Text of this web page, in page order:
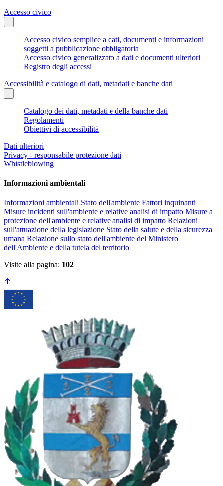
Accesso civico
Accesso civico semplice a dati, documenti e informazioni
soggetti a pubblicazione obbligatoria
Accesso civico generalizzato a dati e documenti ulteriori
Registro degli accessi
Accessibilità e catalogo di dati, metadati e banche dati
Catalogo dei dati, metadati e della banche dati
Regolamenti
Obiettivi di accessibilità
Dati ulteriori
Privacy - responsabile protezione dati
Whistleblowing
Informazioni ambientali
Informazioni ambientali Stato dell'ambiente Fattori inquinanti
Misure incidenti sull'ambiente e relative analisi di impatto Misure a
protezione dell'ambiente e relative analisi di impatto Relazioni
sull'attuazione della legislazione Stato della salute e della sicurezza
umana Relazione sullo stato dell'ambiente del Ministero
dell'Ambiente e della tutela del territorio
Visite alla pagina: 102